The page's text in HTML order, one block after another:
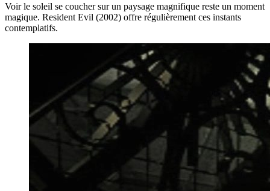
Voir le soleil se coucher sur un paysage magnifique reste un moment
magique. Resident Evil (2002) offre régulièrement ces instants
contemplatifs.